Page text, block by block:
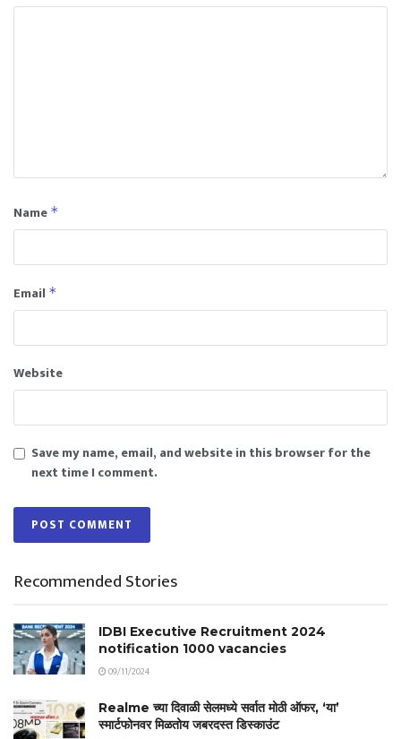
Name *
Email *
Website
Save my name, email, and website in this browser for the
next time I comment.
Recommended Stories
IDBI Executive Recruitment 2024
notification 1000 vacancies
09/11/2024
Realme च्या दिवाळी सेलमध्ये सर्वात मोठी ऑफर, ‘या’
स्मार्टफोनवर मिळतोय जबरदस्त डिस्काउंट